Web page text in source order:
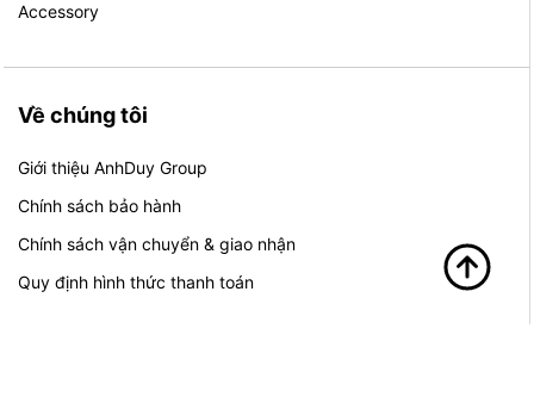
Accessory
Về chúng tôi
Giới thiệu AnhDuy Group
Chính sách bảo hành
Chính sách vận chuyển & giao nhận
Quy định hình thức thanh toán